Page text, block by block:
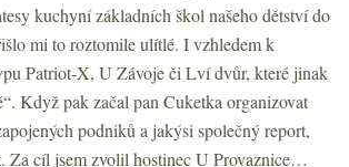
kuchyní základních škol našeho dětství do
mi to roztomile ulítlé. I vzhledem k
Patriot-X, U Závoje či Lví dvůr, které jinak
Když pak začal pan Cuketka organizovat
podniků a jakýsi společný report,
Za cíl jsem zvolil hostinec U Provaznice…